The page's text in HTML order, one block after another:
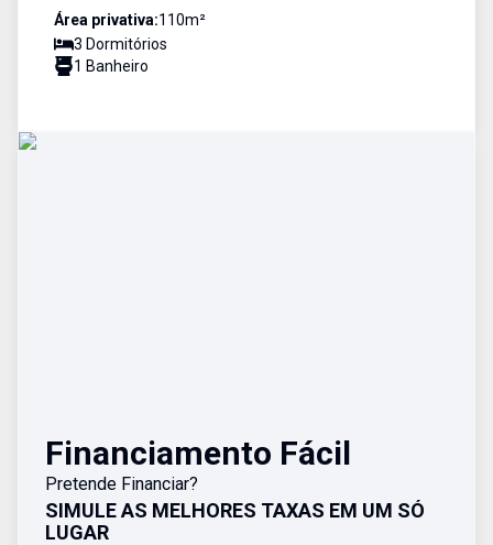
Área privativa:110m²
3 Dormitórios
1 Banheiro
Financiamento Fácil
Pretende Financiar?
SIMULE AS MELHORES TAXAS EM UM SÓ
LUGAR